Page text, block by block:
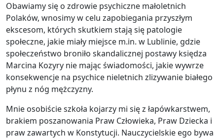
Obawiamy się o zdrowie psychiczne małoletnich
Polaków, wnosimy w celu zapobiegania przyszłym
ekscesom, których skutkiem stają się patologie
społeczne, jakie miały miejsce m.in. w Lublinie, gdzie
społeczeństwo broniło skandalicznej postawy księdza
Marcina Kozyry nie mając świadomości, jakie wywrze
konsekwencje na psychice nieletnich zlizywanie białego
płynu z nóg mężczyzny.
Mnie osobiście szkoła kojarzy mi się z łapówkarstwem,
brakiem poszanowania Praw Człowieka, Praw Dziecka i
praw zawartych w Konstytucji. Nauczycielskie ego bywa